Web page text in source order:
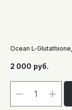
Ocean L-
2 000 руб.